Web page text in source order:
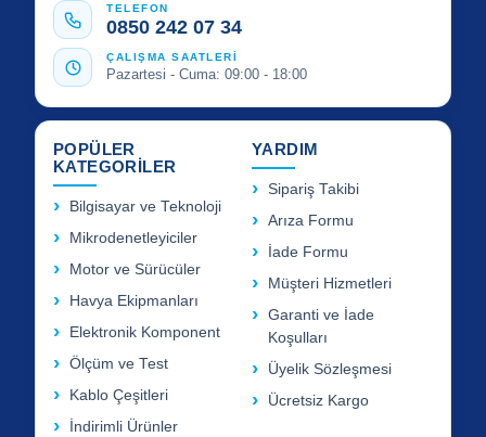
TELEFON
0850 242 07 34
ÇALIŞMA SAATLERİ
Pazartesi - Cuma: 09:00 - 18:00
POPÜLER
KATEGORİLER
Bilgisayar ve Teknoloji
Mikrodenetleyiciler
Motor ve Sürücüler
Havya Ekipmanları
Elektronik Komponent
Ölçüm ve Test
Kablo Çeşitleri
İndirimli Ürünler
YARDIM
Sipariş Takibi
Arıza Formu
İade Formu
Müşteri Hizmetleri
Garanti ve İade
Koşulları
Üyelik Sözleşmesi
Ücretsiz Kargo